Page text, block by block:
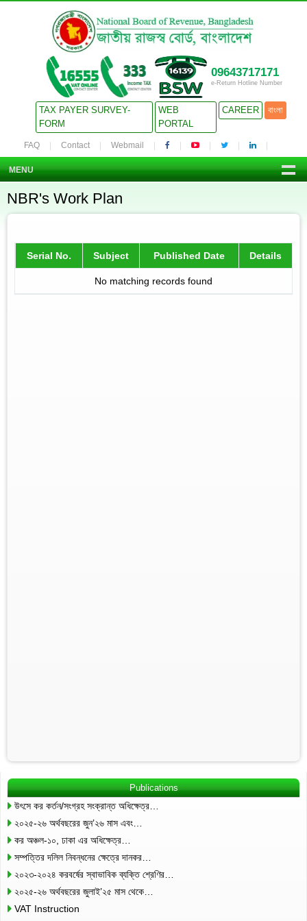
09643717171
e-Return Hotline Number
TAX PAYER SURVEY-
FORM
WEB
PORTAL
CAREER বাংলা
FAQ Contact Webmail
MENU
NBR's Work Plan
Serial No. Subject Published Date Details
No matching records found
Publications
উৎসে কর কর্তন/সংগ্রহ সংক্রান্ত অধিক্ষেত্র…
২০২৫-২৬ অর্থবছরের জুন’২৬ মাস এবং…
কর অঞ্চল-১০, ঢাকা এর অধিক্ষেত্র…
সম্পত্তির দলিল নিবন্ধনের ক্ষেত্রে দানকর…
২০২৩-২০২৪ করবর্ষের স্বাভাবিক ব্যক্তি শ্রেণির…
২০২৫-২৬ অর্থবছরের জুলাই’২৫ মাস থেকে…
VAT Instruction